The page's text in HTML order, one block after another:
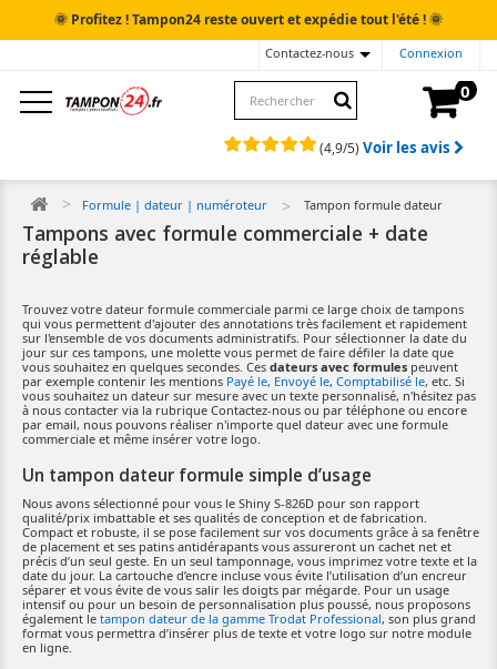
🌞 Profitez ! Tampon24 reste ouvert et expédie tout l'été !🌞
Connexion
Contactez-nous
0
(4,9/5) Voir les avis
Formule | dateur | numéroteur Tampon formule dateur
Tampons avec formule commerciale + date
réglable
Trouvez votre dateur formule commerciale parmi ce large choix de tampons
qui vous permettent d'ajouter des annotations très facilement et rapidement
sur l'ensemble de vos documents administratifs. Pour sélectionner la date du
jour sur ces tampons, une molette vous permet de faire défiler la date que
vous souhaitez en quelques secondes. Ces dateurs avec formules peuvent
par exemple contenir les mentions Payé le, Envoyé le, Comptabilisé le, etc. Si
vous souhaitez un dateur sur mesure avec un texte personnalisé, n'hésitez pas
à nous contacter via la rubrique Contactez-nous ou par téléphone ou encore
par email, nous pouvons réaliser n'importe quel dateur avec une formule
commerciale et même insérer votre logo.
Un tampon dateur formule simple d’usage
Nous avons sélectionné pour vous le Shiny S-826D pour son rapport
qualité/prix imbattable et ses qualités de conception et de fabrication.
Compact et robuste, il se pose facilement sur vos documents grâce à sa fenêtre
de placement et ses patins antidérapants vous assureront un cachet net et
précis d’un seul geste. En un seul tamponnage, vous imprimez votre texte et la
date du jour. La cartouche d’encre incluse vous évite l’utilisation d’un encreur
séparer et vous évite de vous salir les doigts par mégarde. Pour un usage
intensif ou pour un besoin de personnalisation plus poussé, nous proposons
également le tampon dateur de la gamme Trodat Professional, son plus grand
format vous permettra d’insérer plus de texte et votre logo sur notre module
en ligne.